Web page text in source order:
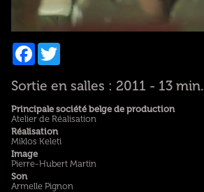
Facebook
Twitter
Sortie en salles : 2011 - 13 min.
Principale société belge de production
Atelier de Réalisation
Réalisation
Miklos Keleti
Image
Pierre-Hubert Martin
Son
Armelle Pignon